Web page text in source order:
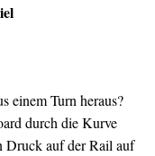
einem Turn heraus?
durch die Kurve
Druck auf der Rail auf